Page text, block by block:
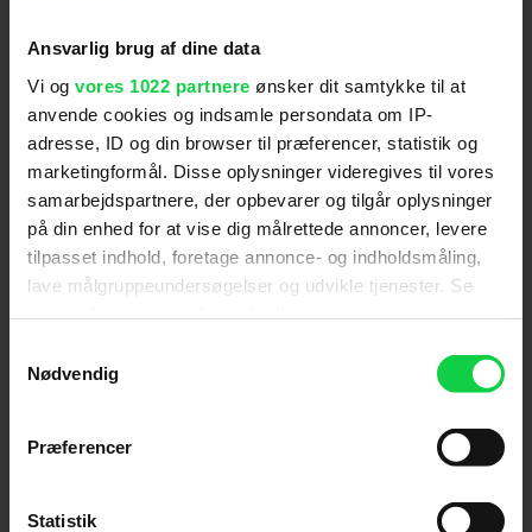
Ansvarlig brug af dine data
Vi og vores 1022 partnere ønsker dit samtykke til at
anvende cookies og indsamle persondata om IP-
adresse, ID og din browser til præferencer, statistik og
marketingformål. Disse oplysninger videregives til vores
samarbejdspartnere, der opbevarer og tilgår oplysninger
på din enhed for at vise dig målrettede annoncer, levere
tilpasset indhold, foretage annonce- og indholdsmåling,
lave målgruppeundersøgelser og udvikle tjenester. Se
tilbage eller ændre indstillinger fra vores
"Cookiedeklaration", eller ved at trykke på "Privacy
Indsamle præcise oplysninger om din placering,
Nødvendig
Præferencer
Statistik
Filmmagasinet Ekko
"Intelligent og blodig horrorfortælling om
besættelse, begær og dæmonisk bagslag." (Nicolas
Barbano)
Filmmagasinet Nosferatu
"Inde Navarrette er både dragende, sårbar og
dybt foruroligende på én gang." (Lennon Dikov)